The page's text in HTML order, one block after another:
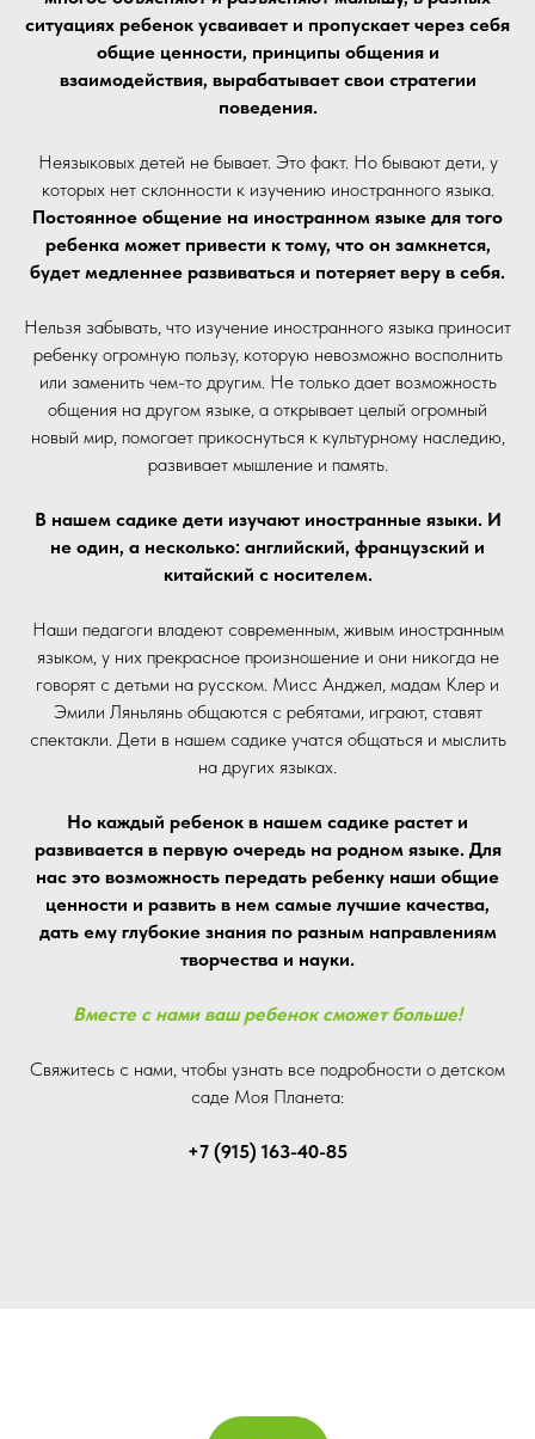
ситуациях ребенок усваивает и пропускает через себя
общие ценности, принципы общения и
взаимодействия, вырабатывает свои стратегии
поведения.
Неязыковых детей не бывает. Это факт. Но бывают дети, у
которых нет склонности к изучению иностранного языка.
Постоянное общение на иностранном языке для того
ребенка может привести к тому, что он замкнется,
будет медленнее развиваться и потеряет веру в себя.
Нельзя забывать, что изучение иностранного языка приносит
ребенку огромную пользу, которую невозможно восполнить
или заменить чем-то другим. Не только дает возможность
общения на другом языке, а открывает целый огромный
новый мир, помогает прикоснуться к культурному наследию,
развивает мышление и память.
В нашем садике дети изучают иностранные языки. И
не один, а несколько: английский, французский и
китайский с носителем.
Наши педагоги владеют современным, живым иностранным
языком, у них прекрасное произношение и они никогда не
говорят с детьми на русском. Мисс Анджел, мадам Клер и
Эмили Ляньлянь общаются с ребятами, играют, ставят
спектакли. Дети в нашем садике учатся общаться и мыслить
на других языках.
Но каждый ребенок в нашем садике растет и
развивается в первую очередь на родном языке. Для
нас это возможность передать ребенку наши общие
ценности и развить в нем самые лучшие качества,
дать ему глубокие знания по разным направлениям
творчества и науки.
Вместе с нами ваш ребенок сможет больше!
Свяжитесь с нами, чтобы узнать все подробности о детском
саде Моя Планета:
+7 (915) 163-40-85